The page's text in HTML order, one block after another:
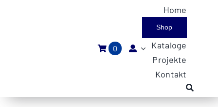
0
Home
Shop
Kataloge
Projekte
Kontakt